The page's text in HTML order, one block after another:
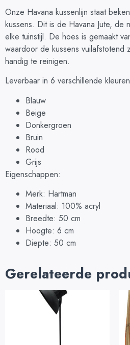
Onze Havana kussenlijn staat
kussens. Dit is de Havana Jute, de
elke tuinstijl. De hoes is gemaakt
waardoor de kussens vuilafstotend
handig te reinigen.
Leverbaar in 6 verschillende
Blauw
Beige
Donkergroen
Bruin
Rood
Grijs
Eigenschappen:
Merk: Hartman
Materiaal: 100% acryl
Breedte: 50 cm
Hoogte: 6 cm
Diepte: 50 cm
Gerelateerde